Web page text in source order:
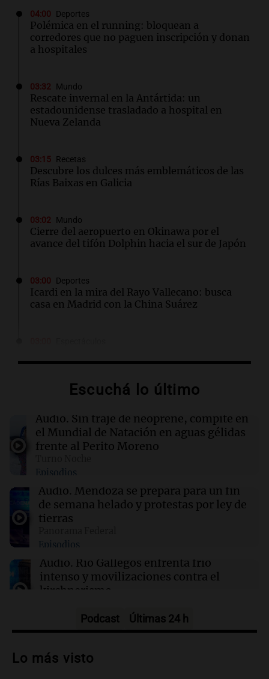
04:00 Deportes
Polémica en el running: bloquean a
corredores que no paguen inscripción y donan
a hospitales
03:32 Mundo
Rescate invernal en la Antártida: un
estadounidense trasladado a hospital en
Nueva Zelanda
03:15 Recetas
Descubre los dulces más emblemáticos de las
Rías Baixas en Galicia
03:02 Mundo
Cierre del aeropuerto en Okinawa por el
avance del tifón Dolphin hacia el sur de Japón
03:00 Deportes
Icardi en la mira del Rayo Vallecano: busca
casa en Madrid con la China Suárez
China Suárez se muda a Madrid
Descuentos de hasta $400 en entradas para
TechCrunch Disrupt 2026 hasta mañana
Vogue World se trasladará a San Francisco: un
guiño a la fusión entre tecnología y moda
01:59 Mundo
México establece nuevo récord de oros
Escuchá lo último
Audio. Sin traje de neoprene, compite en
el Mundial de Natación en aguas gélidas
frente al Perito Moreno
Episodios
Audio. Mendoza se prepara para un fin
de semana helado y protestas por ley de
tierras
Episodios
Audio. Río Gallegos enfrenta frío
intenso y movilizaciones contra el
kirchnerismo
Audio.Debate en el Senado sobre
la soberanía digital en Argentina
Podcast Últimas 24 h
Lo más visto